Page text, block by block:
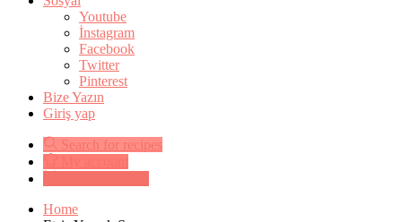
Youtube
İnstagram
Facebook
Twitter
Pinterest
Bize Yazın
Giriş yap
Search for recipes
Home